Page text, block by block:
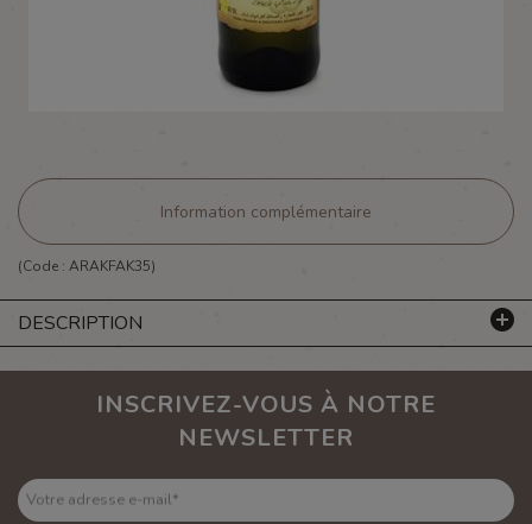
Information complémentaire
(Code : ARAKFAK35)
DESCRIPTION
INSCRIVEZ-VOUS À NOTRE
NEWSLETTER
Votre adresse e-mail*